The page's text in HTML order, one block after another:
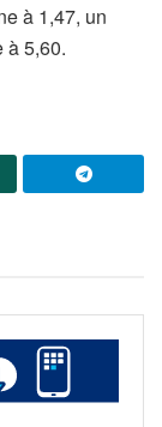
à 1,47, un
à 5,60.